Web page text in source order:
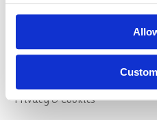
Privacy & Cookies